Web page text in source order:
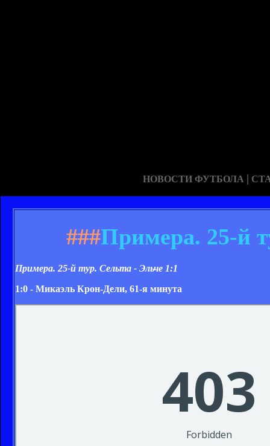
НОВОСТИ ФУТБОЛА |
###Примера. 25-й
Примера. 25-й тур. Сельта - Эльче 1:1
1:0 - Микаэль Крон-Дели, 61-я минута